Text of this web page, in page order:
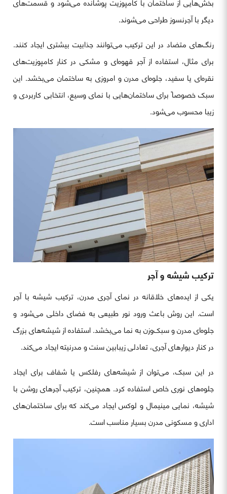
دیگر با آجرنسوز طراحی می‌شوند.
رنگ‌های متضاد در این ترکیب می‌توانند جذابیت بیشتری ایجاد کنند.
برای مثال، استفاده از آجر قهوه‌ای و مشکی در کنار کامپوزیت‌های
نقره‌ای یا سفید، جلوه‌ای مدرن و امروزی به ساختمان می‌بخشد. این
سبک خصوصاً برای ساختمان‌هایی با نمای وسیع، انتخابی کاربردی و
زیبا محسوب می‌شود.
ترکیب شیشه و آجر
یکی از ایده‌های خلاقانه در نمای آجری مدرن، ترکیب شیشه با آجر
است. این روش باعث ورود نور طبیعی به فضای داخلی می‌شود و
جلوه‌ای مدرن و سبک‌وزن به نما می‌بخشد. استفاده از شیشه‌های بزرگ
در کنار دیوارهای آجری، تعادلی زیبابین سنت و مدرنیته ایجاد می‌کند.
در این سبک، می‌توان از شیشه‌های رفلکس یا شفاف برای ایجاد
جلوه‌های نوری خاص استفاده کرد. همچنین، ترکیب آجرهای روشن با
شیشه، نمایی مینیمال و لوکس ایجاد می‌کند که برای ساختمان‌های
اداری و مسکونی مدرن بسیار مناسب است.